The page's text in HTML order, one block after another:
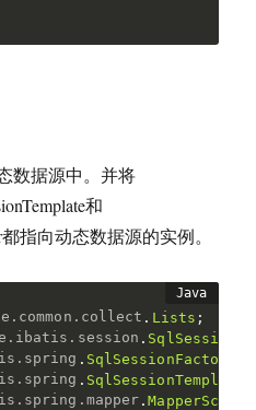
数据源中。并将
和
都指向动态数据源的实例。
. common . collect . Lists ;
. ibatis . session .
. spring .
. spring . SqlSessionTemplate
. spring . mapper .